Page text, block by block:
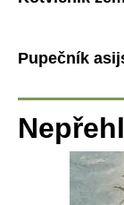
Pupečník